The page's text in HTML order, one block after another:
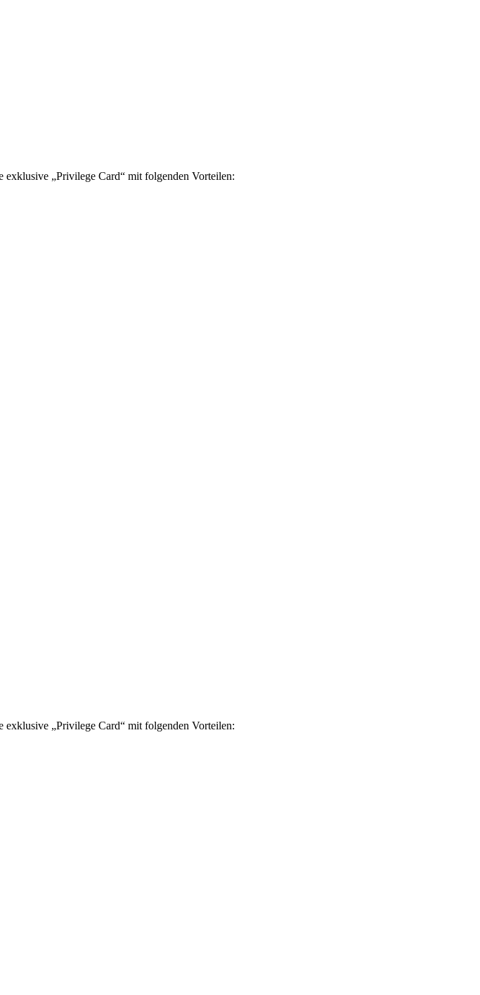
„Privilege Card“ mit folgenden Vorteilen:
„Privilege Card“ mit folgenden Vorteilen: